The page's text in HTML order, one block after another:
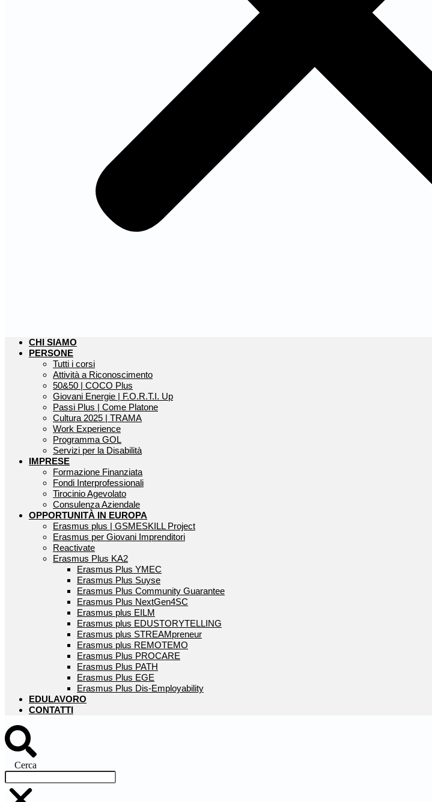
CHI SIAMO
PERSONE
Tutti i corsi
Attività a Riconoscimento
50&50 | COCO Plus
Giovani Energie | F.O.R.T.I. Up
Passi Plus | Come Platone
Cultura 2025 | TRAMA
Work Experience
Programma GOL
Servizi per la Disabilità
IMPRESE
Formazione Finanziata
Fondi Interprofessionali
Tirocinio Agevolato
Consulenza Aziendale
OPPORTUNITÀ IN EUROPA
Erasmus plus | GSMESKILL Project
Erasmus per Giovani Imprenditori
Reactivate
Erasmus Plus KA2
Erasmus Plus YMEC
Erasmus Plus Suyse
Erasmus Plus Community Guarantee
Erasmus Plus NextGen4SC
Erasmus plus EILM
Erasmus plus EDUSTORYTELLING
Erasmus plus STREAMpreneur
Erasmus plus REMOTEMO
Erasmus Plus PROCARE
Erasmus Plus PATH
Erasmus Plus EGE
Erasmus Plus Dis-Employability
EDULAVORO
CONTATTI
Cerca